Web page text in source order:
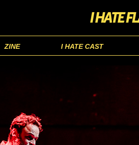
ZINE I HATE CAST